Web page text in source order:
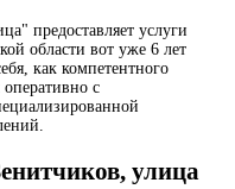
предоставляет услуги
области вот уже 6 лет
как компетентного
с
улица